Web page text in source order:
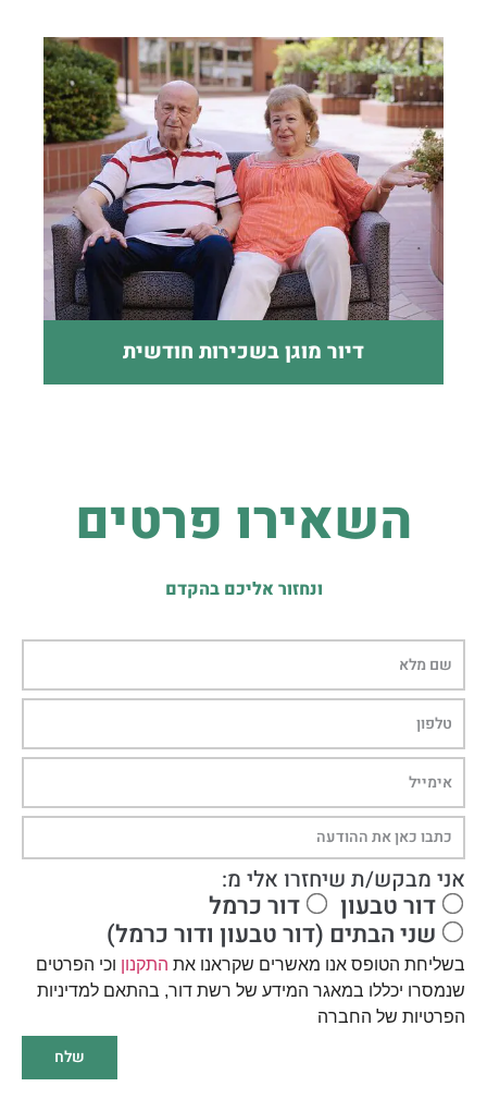
דיור מוגן בשכירות חודשית
השאירו פרטים
ונחזור אליכם בהקדם
אני מבקש/ת שיחזרו אלי מ:
דור טבעון
דור כרמל
שני הבתים (דור טבעון ודור כרמל)
בשליחת הטופס אנו מאשרים שקראנו את התקנון וכי הפרטים
שנמסרו יכללו במאגר המידע של רשת דור, בהתאם למדיניות
הפרטיות של החברה
שלח